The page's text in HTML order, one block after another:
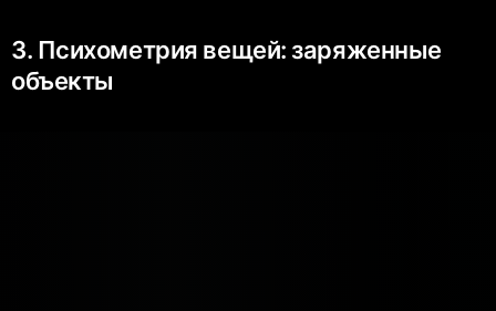
3. Психометрия вещей: заряженные
объекты